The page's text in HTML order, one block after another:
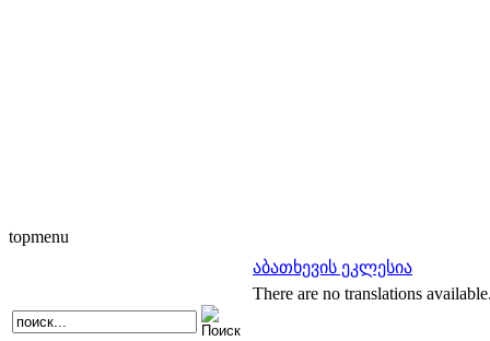
topmenu
აბათხევის ეკლესია
There are no translations